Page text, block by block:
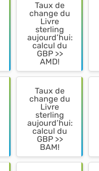
Taux de
change du
Livre
sterling
aujourd’hui:
calcul du
GBP >>
AMD!
Taux de
change du
Livre
sterling
aujourd’hui:
calcul du
GBP >>
BAM!